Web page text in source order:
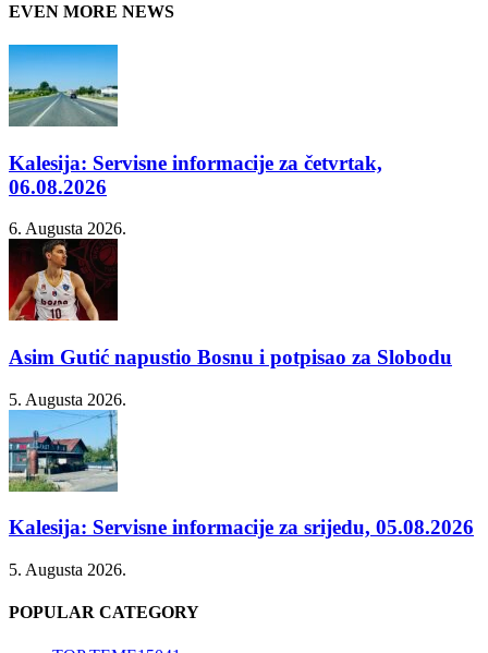
EVEN MORE NEWS
Kalesija: Servisne informacije za četvrtak,
06.08.2026
6. Augusta 2026.
Asim Gutić napustio Bosnu i potpisao za Slobodu
5. Augusta 2026.
Kalesija: Servisne informacije za srijedu, 05.08.2026
5. Augusta 2026.
POPULAR CATEGORY